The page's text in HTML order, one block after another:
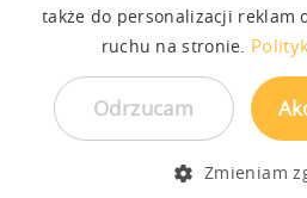
OBSŁUGUJEMY PŁATNOŚCI
także do personalizacji reklam
ruchu na stronie.
Odrzucam
Zmieniam